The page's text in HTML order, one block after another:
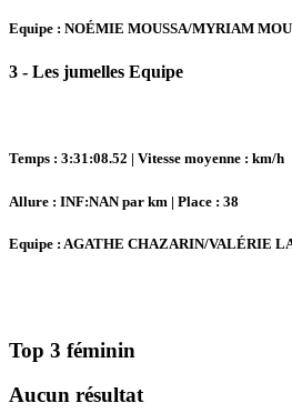
Equipe : NOÉMIE MOUSSA/MYRIAM
3 - Les jumelles Equipe
Temps : 3:31:08.52 | Vitesse moyenne : km/h
Allure : INF:NAN par km | Place : 38
Equipe : AGATHE CHAZARIN/VALÉRIE
Top 3 féminin
Aucun résultat